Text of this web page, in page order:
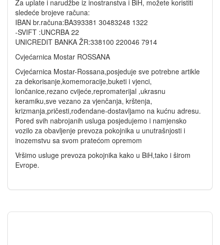
Za uplate i narudžbe iz inostranstva i BiH, možete koristiti
sledeće brojeve računa:
IBAN br.računa:BA393381 30483248 1322
-SVIFT :UNCRBA 22
UNICREDIT BANKA ŽR:338100 220046 7914
Cvjećarnica Mostar ROSSANA
Cvjećarnica Mostar-Rossana,posjeduje sve potrebne artikle
za dekorisanje,komemoracije,buketi i vjenci,
lončanice,rezano cvijeće,repromaterijal ,ukrasnu
keramiku,sve vezano za vjenčanja, krštenja,
krizmanja,pričesti,rođendane-dostavljamo na kućnu adresu.
Pored svih nabrojanih usluga posjedujemo i namjensko
vozilo za obavljenje prevoza pokojnika u unutrašnjosti i
inozemstvu sa svom pratećom opremom
Vršimo usluge prevoza pokojnika kako u BiH,tako i širom
Evrope.